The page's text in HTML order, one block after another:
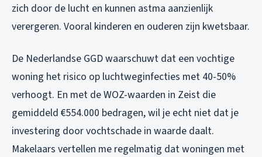
zich door de lucht en kunnen astma aanzienlijk
verergeren. Vooral kinderen en ouderen zijn kwetsbaar.
De Nederlandse GGD waarschuwt dat een vochtige
woning het risico op luchtweginfecties met 40-50%
verhoogt. En met de WOZ-waarden in Zeist die
gemiddeld €554.000 bedragen, wil je echt niet dat je
investering door vochtschade in waarde daalt.
Makelaars vertellen me regelmatig dat woningen met